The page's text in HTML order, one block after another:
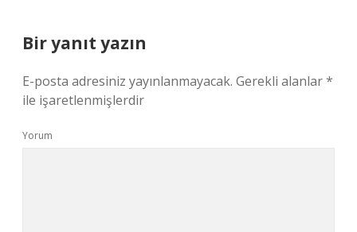
Bir yanıt yazın
E-posta adresiniz yayınlanmayacak. Gerekli alanlar*
ile işaretlenmişlerdir
Yorum